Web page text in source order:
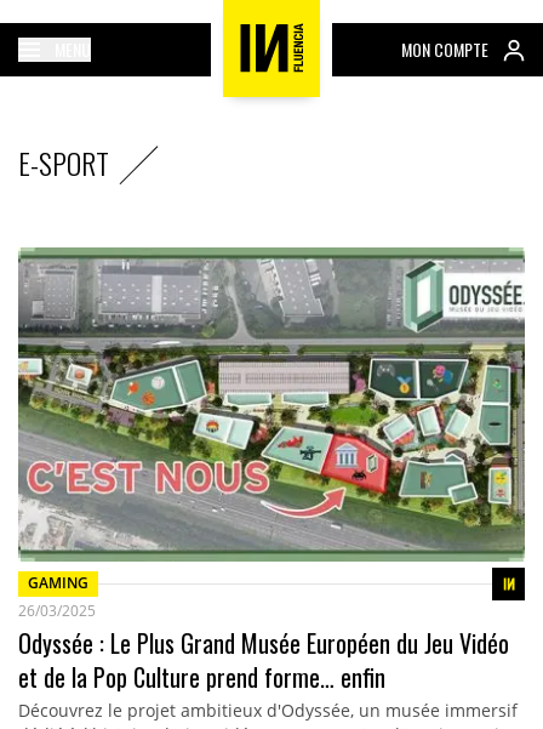
MON COMPTE
E-SPORT
GAMING
26/03/2025
Odyssée : Le Plus Grand Musée Européen du Jeu Vidéo
et de la Pop Culture prend forme… enfin
Découvrez le projet ambitieux d'Odyssée, un musée immersif